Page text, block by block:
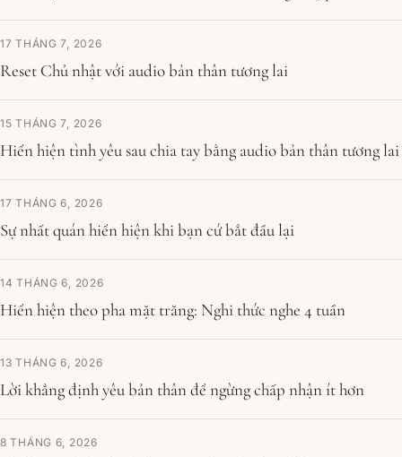
17 THÁNG 7, 2026
Reset Chủ nhật với audio bản thân tương lai
15 THÁNG 7, 2026
Hiển hiện tình yêu sau chia tay bằng audio bản thân tương lai
17 THÁNG 6, 2026
Sự nhất quán hiển hiện khi bạn cứ bắt đầu lại
14 THÁNG 6, 2026
Hiển hiện theo pha mặt trăng: Nghi thức nghe 4 tuần
13 THÁNG 6, 2026
Lời khẳng định yêu bản thân để ngừng chấp nhận ít hơn
8 THÁNG 6, 2026